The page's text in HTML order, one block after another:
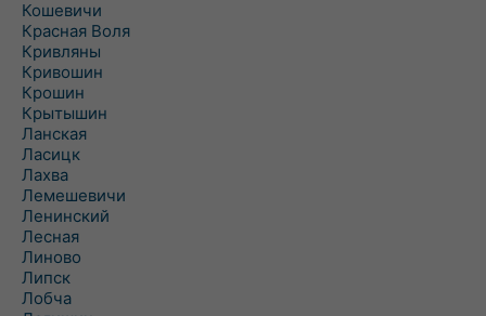
Кошевичи
Красная Воля
Кривляны
Кривошин
Крошин
Крытышин
Ланская
Ласицк
Лахва
Лемешевичи
Ленинский
Лесная
Линово
Липск
Лобча